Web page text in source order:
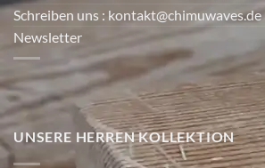
Schreiben uns : kontakt@chimuwaves.de
Newsletter
UNSERE HERREN KOLLEKTION